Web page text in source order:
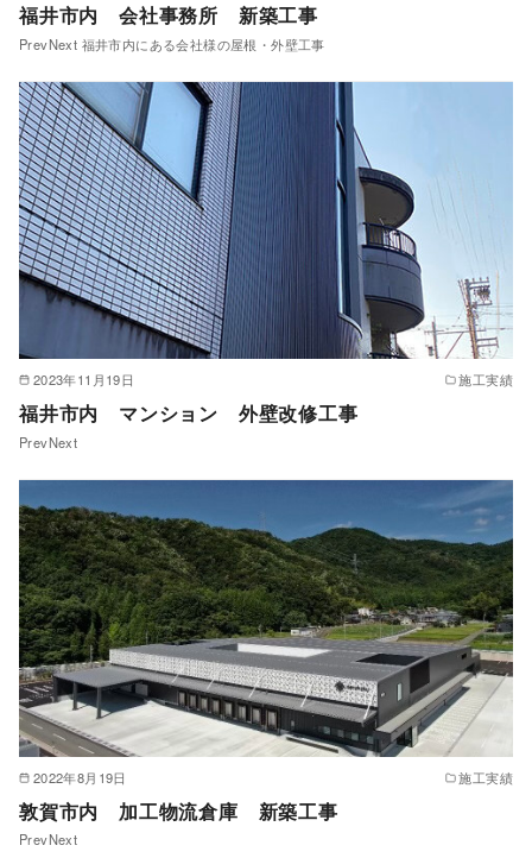
福井市内 会社事務所 新築工事
PrevNext 福井市内にある会社様の屋根・外壁工事
2023年11月19日 施工実績
福井市内 マンション 外壁改修工事
PrevNext
2022年8月19日 施工実績
敦賀市内 加工物流倉庫 新築工事
PrevNext